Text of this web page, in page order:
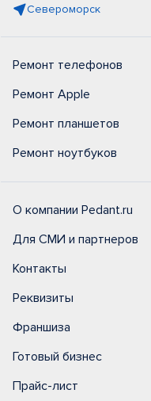
Североморск
Ремонт телефонов
Ремонт Apple
Ремонт планшетов
Ремонт ноутбуков
О компании Pedant.ru
Для СМИ и партнеров
Контакты
Реквизиты
Франшиза
Готовый бизнес
Прайс-лист